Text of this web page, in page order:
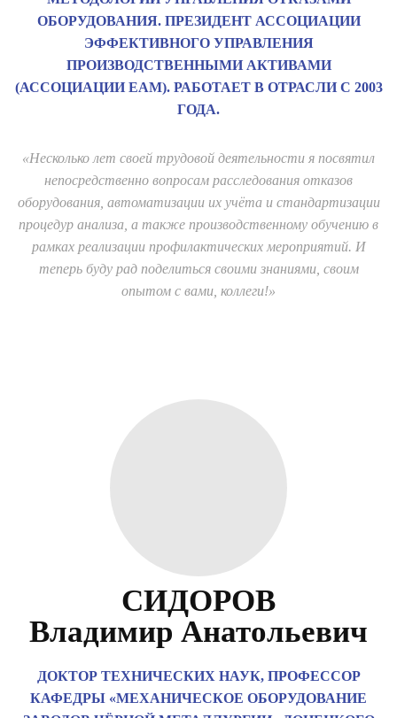
ОБОРУДОВАНИЯ. ПРЕЗИДЕНТ АССОЦИАЦИИ
ЭФФЕКТИВНОГО УПРАВЛЕНИЯ
ПРОИЗВОДСТВЕННЫМИ АКТИВАМИ
(АССОЦИАЦИИ EAM). РАБОТАЕТ В ОТРАСЛИ С 2003
ГОДА.
«Несколько лет своей трудовой деятельности я посвятил
непосредственно вопросам расследования отказов
оборудования, автоматизации их учёта и стандартизации
процедур анализа, а также производственному обучению в
рамках реализации профилактических мероприятий. И
теперь буду рад поделиться своими знаниями, своим
опытом с вами, коллеги!»
СИДОРОВ
Владимир Анатольевич
ДОКТОР ТЕХНИЧЕСКИХ НАУК, ПРОФЕССОР
КАФЕДРЫ «МЕХАНИЧЕСКОЕ ОБОРУДОВАНИЕ